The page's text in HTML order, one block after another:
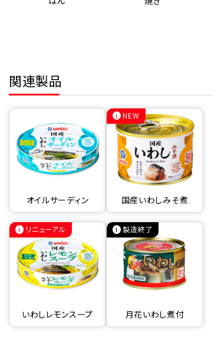
関連製品
オイルサーディン 国産いわしみそ煮
NEW
いわしレモンスープ
リニューアル
月花いわし煮付
製造終了